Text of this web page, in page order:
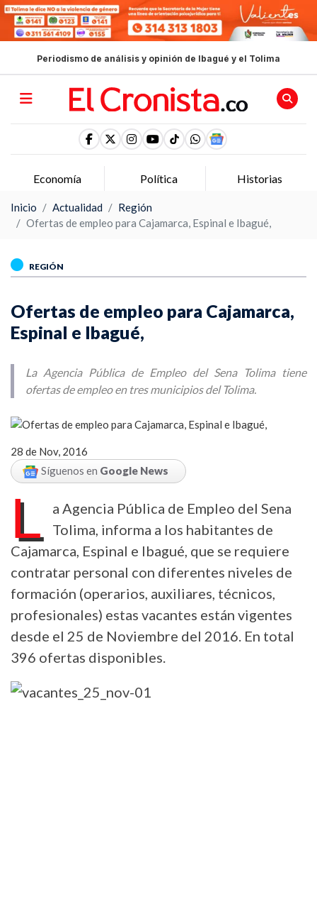
Periodismo de análisis y opinión de Ibagué y el Tolima
Economía Política Historias
Inicio Actualidad
Región
Ofertas de empleo para Cajamarca, Espinal e Ibagué,
REGIÓN
Ofertas de empleo para Cajamarca,
Espinal e Ibagué,
La Agencia Pública de Empleo del Sena Tolima tiene
ofertas de empleo en tres municipios del Tolima.
28 de Nov, 2016
Síguenos en Google News
L
a Agencia Pública de Empleo del Sena
Tolima, informa a los habitantes de
Cajamarca, Espinal e Ibagué, que se requiere
contratar personal con diferentes niveles de
formación (operarios, auxiliares, técnicos,
profesionales) estas vacantes están vigentes
desde el 25 de Noviembre del 2016. En total
396 ofertas disponibles.